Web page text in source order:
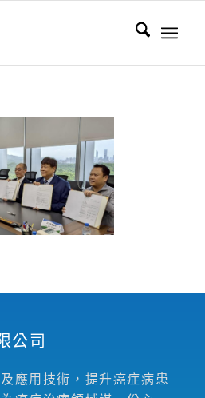
公司
應用技術，提升癌症病患